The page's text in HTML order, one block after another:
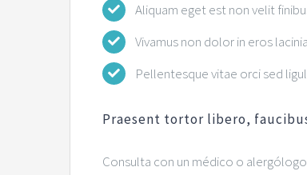
Aliquam eget est non velit
Vivamus non dolor in eros lacinia
Pellentesque vitae orci sed
Praesent tortor libero,
Consulta con un médico o